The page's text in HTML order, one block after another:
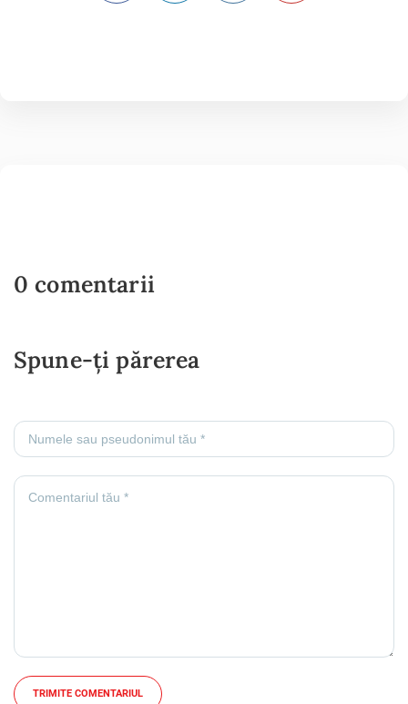
0 comentarii
Spune-ți părerea
TRIMITE COMENTARIUL